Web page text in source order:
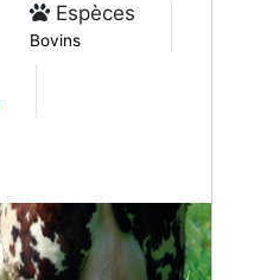
Espèces
Bovins